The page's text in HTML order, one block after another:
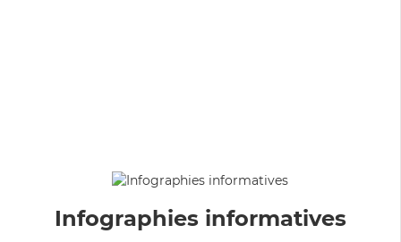
Infographies informatives